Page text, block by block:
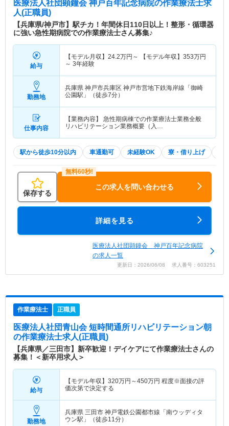
医療法人社団顕鐘会 神戸百年記念病院の作業療法士求
人(正職員)
【兵庫県/神戸市】駅チカ！年間休日110日以上！整形・循環器
に強い急性期病院での作業療法士さん募集♪
給与
【モデル月収】 24.2万円～ 【モデル年収】 353万円
～ 3年経験
勤務地
兵庫県 神戸市兵庫区 神戸市営地下鉄海岸線「御崎
公園駅」（徒歩7分）
仕事内容
【業務内容】 急性期病棟での作業療法士業務全般
リハビリテーション業務概要（入…
駅から徒歩10分以内 車通勤可 未経験OK 寮・借り上げ
保存する
この求人を問い合わせる
詳細を見る
医療法人社団顕鐘会 神戸百年記念病院
の求人一覧
更新日：2026/06/08 求人番号：603251
作業療法士 正職員
医療法人社団青山会 短時間通所リハビリテーション朝
の作業療法士求人(正職員)
【兵庫県／三田市】新卒歓迎！デイケアにて作業療法士さんの
募集！＜新卒用求人＞
給与
【モデル年収】 320万円～450万円 程度※面接の評
価次第で決定する
勤務地
兵庫県 三田市 神戸電鉄公園都市線「南ウッディタ
ウン駅」（徒歩11分）